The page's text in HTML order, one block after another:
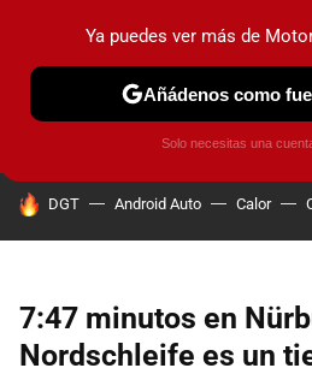
PRUEBAS COCHES ELÉCTRICOS
HOY SE HABLA DE
DGT Android Auto Calor
7:47 minutos en
Nordschleife es un
Ya puedes ver más de
Añádenos como
Solo necesitas una